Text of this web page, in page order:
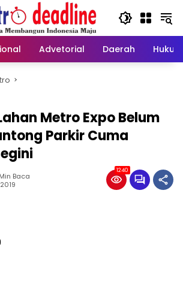
Advetorial Daerah Hukum
Metro Expo Belum
Parkir Cuma
Baca
1240